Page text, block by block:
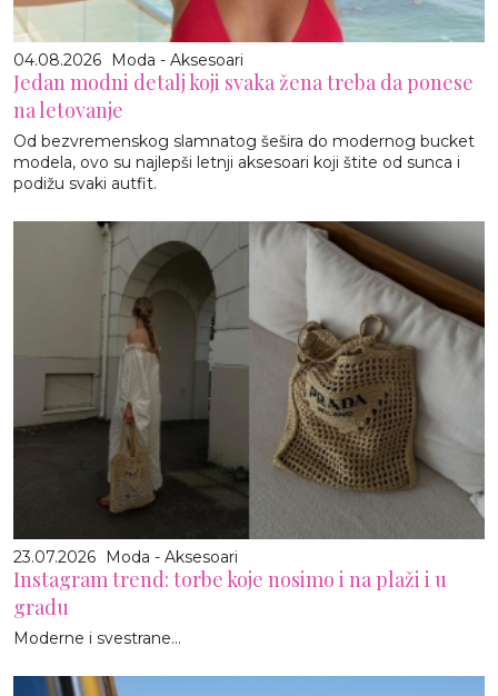
04.08.2026 Moda - Aksesoari
Jedan modni detalj koji svaka žena treba da ponese
na letovanje
Od bezvremenskog slamnatog šešira do modernog bucket
modela, ovo su najlepši letnji aksesoari koji štite od sunca i
podižu svaki autfit.
23.07.2026 Moda - Aksesoari
Instagram trend: torbe koje nosimo i na plaži i u
gradu
Moderne i svestrane...